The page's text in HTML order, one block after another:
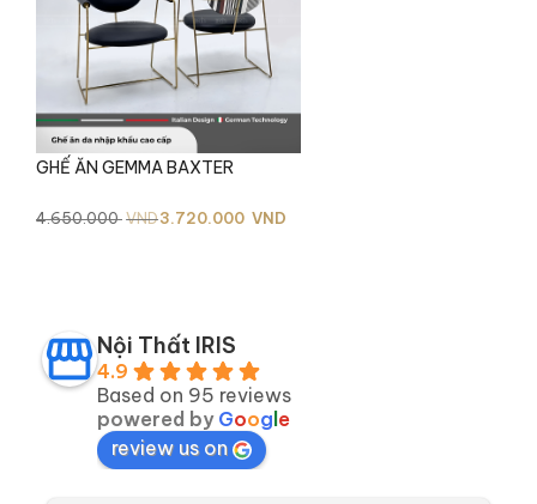
GHẾ ĂN GEMMA BAXTER
4.650.000VND
Giá
3.720.000 VND
Giá
3.720.000 VND.Nội Thất IRIS
4.9
Based on 95 reviews
powered by Goog e
review us on